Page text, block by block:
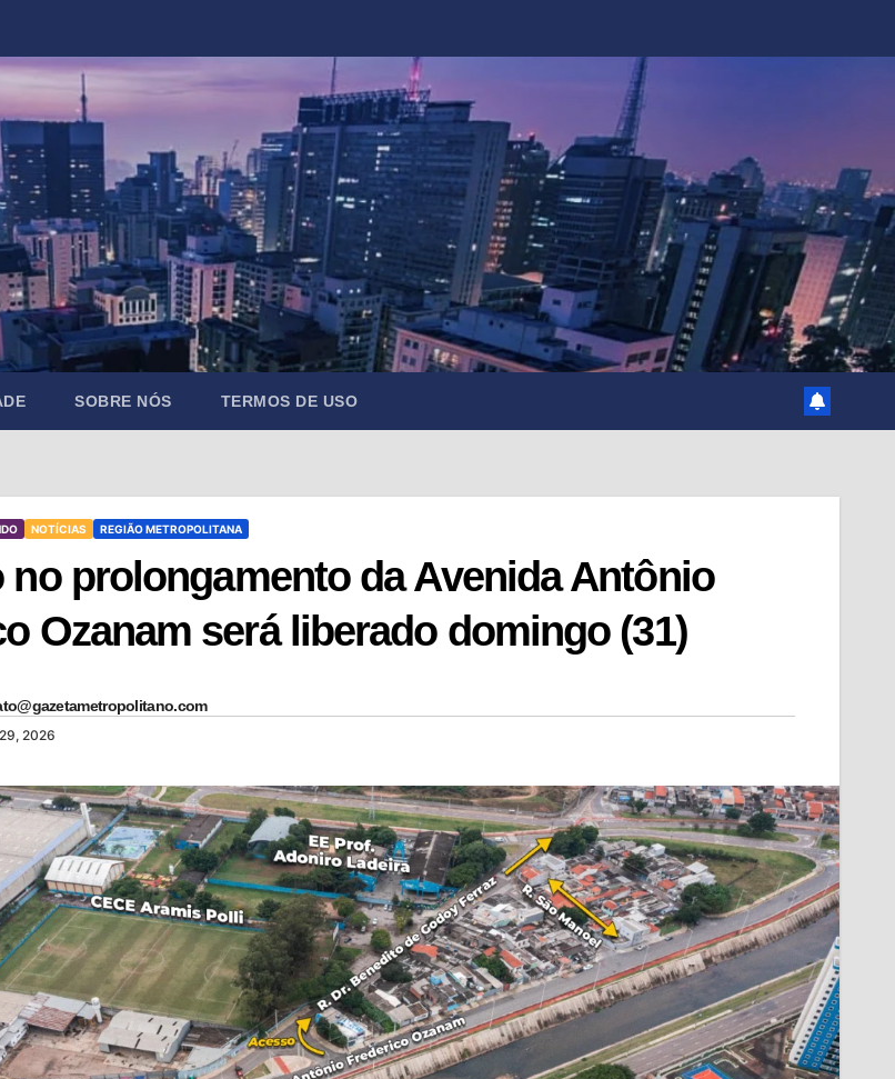
SOBRE NÓS TERMOS DE USO
NOTÍCIAS REGIÃO METROPOLITANA
no prolongamento da Avenida Antônio
Ozanam será liberado domingo (31)
2026